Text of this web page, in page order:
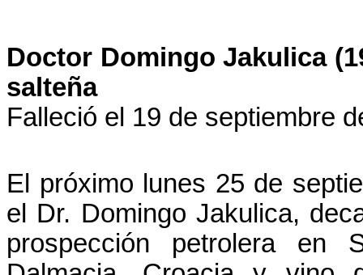
Doctor Domingo Jakulica
salteña
Falleció el 19 de septiembre
El próximo lunes 25 de
el Dr. Domingo Jakulica,
prospección petrolera en